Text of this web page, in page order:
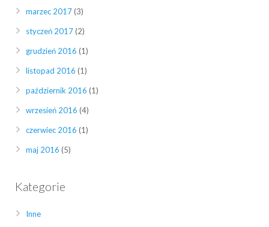
marzec 2017(3)
styczeń 2017(2)
grudzień 2016 (1)
listopad 2016 (1)
październik 2016 (1)
wrzesień 2016 (4)
czerwiec 2016 (1)
maj 2016 (5)
Kategorie
Inne